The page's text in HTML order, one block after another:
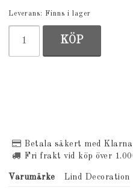
Leverans: Finns i lager
KÖP
Betala säkert med Klarna
Fri frakt vid köp över
Varumärke Lind Decoration